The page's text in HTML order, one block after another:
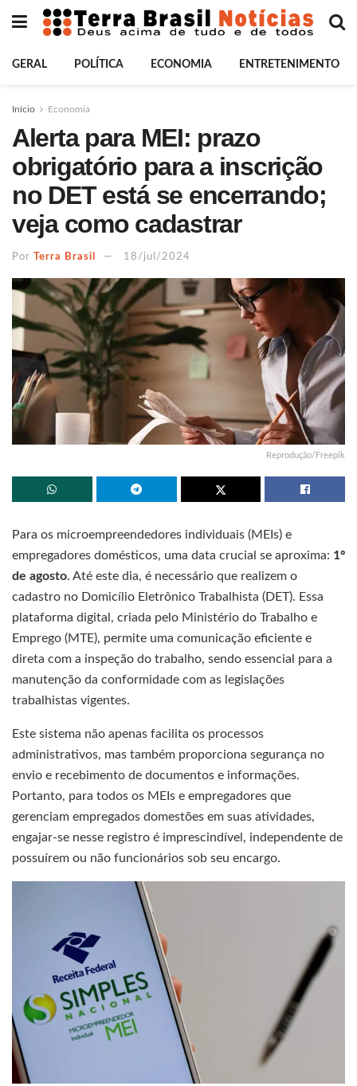
GERAL POLÍTICA ECONOMIA ENTRETENIMENTO
Início Economia
Alerta para MEI: prazo
obrigatório para a inscrição
no DET está se encerrando;
veja como cadastrar
Por Terra Brasil 18/jul/2024
Reprodução/Freepik
Para os microempreendedores individuais (MEIs) e
empregadores domésticos, uma data crucial se aproxima: 1º
de agosto. Até este dia, é necessário que realizem o
cadastro no Domicílio Eletrônico Trabalhista (DET). Essa
plataforma digital, criada pelo Ministério do Trabalho e
Emprego (MTE), permite uma comunicação eficiente e
direta com a inspeção do trabalho, sendo essencial para a
manutenção da conformidade com as legislações
trabalhistas vigentes.
Este sistema não apenas facilita os processos
administrativos, mas também proporciona segurança no
envio e recebimento de documentos e informações.
Portanto, para todos os MEIs e empregadores que
gerenciam empregados domestões em suas atividades,
engajar-se nesse registro é imprescindível, independente de
possuírem ou não funcionários sob seu encargo.